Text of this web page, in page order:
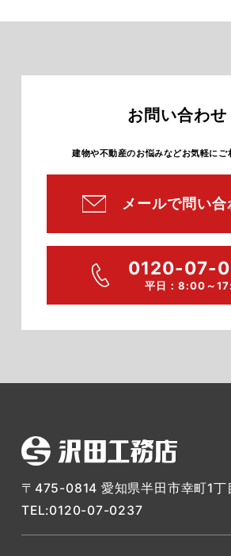
お問い合わせ
建物や不動産のお悩みなどお気軽にご
メールで問い合
0120-07-
平日：8:00～
〒475-0814 愛知県半田市幸町1丁
TEL:0120-07-0237